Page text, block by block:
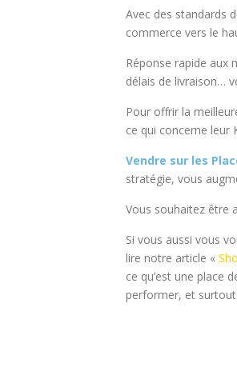
Avec des standards
commerce vers le
Réponse rapide aux
délais de livraison…
Pour offrir la
ce qui concerne leur
Vendre sur les
stratégie, vous
Vous souhaitez être
Si vous aussi vous
lire notre article «
ce qu’est une place
performer, et surtout